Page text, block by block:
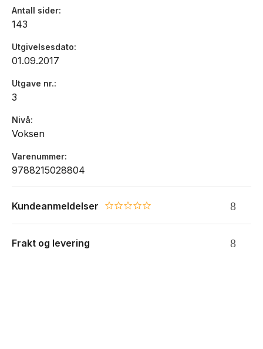
teknologirike læringsomgivelser.
utviklings- og læringssenter (PULS), Høgskolen i Østfold. Han
har tidligere gitt ut bøker på Universitetsforlaget med
høgere utdanning og veiledning i praksis.
Antall sider
143
Utgivelsesdato
01.09.2017
Utgave nr.
3
Nivå
Voksen
Varenummer
9788215028804
Kundeanmeldelser 0.0 star rating
Frakt og levering